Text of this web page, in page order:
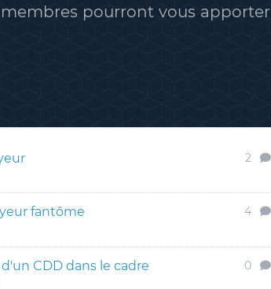
pourront vous apporter
2
fantôme 4
CDD dans le cadre
0